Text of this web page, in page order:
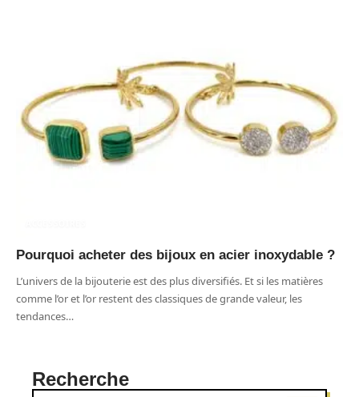
Pourquoi acheter des bijoux en acier inoxydable ?
L’univers de la bijouterie est des plus diversifiés. Et si les matières
comme l’or et l’or restent des classiques de grande valeur, les
tendances…
Recherche